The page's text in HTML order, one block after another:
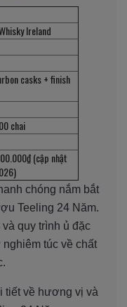
Ireland
casks + finish
chai
(cập nhật
chóng nắm bắt
Teeling 24 Năm.
quy trình ủ đặc
túc về chất
tiết về hương vị và